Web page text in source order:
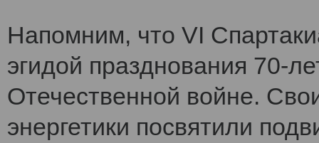
Напомним, что VI
эгидой празднования 70-
Отечественной войне.
энергетики посвятили